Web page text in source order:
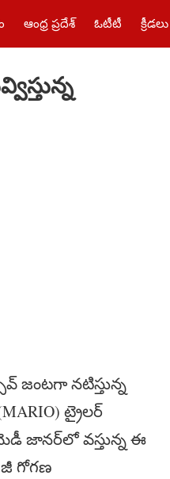
ఆంధ్ర ప్రదేశ్ ఓటీటీ క్రీడలు
జంటగా నటిస్తున్న
ట్రైలర్
జానర్‌లో వస్తున్న ఈ
జీ గోగణ